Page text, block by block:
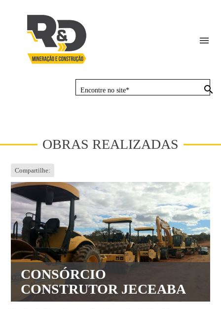
menu
Encontre no site*
OBRAS REALIZADAS
Compartilhe:
CONSÓRCIO
CONSTRUTOR JECEABA